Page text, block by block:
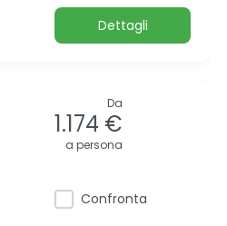
Dettagli
Da
1.174 €
a persona
Confronta